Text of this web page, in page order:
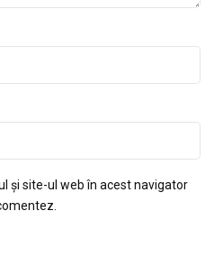
și site-ul web în acest navigator